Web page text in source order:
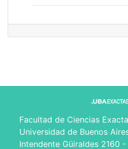
Facultad de Ciencias
Universidad de Buenos
Intendente Güiraldes 2160